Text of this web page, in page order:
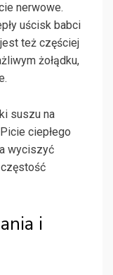
nerwowe.
uścisk babci
też częściej
żołądku,
suszu na
ciepłego
wyciszyć
i